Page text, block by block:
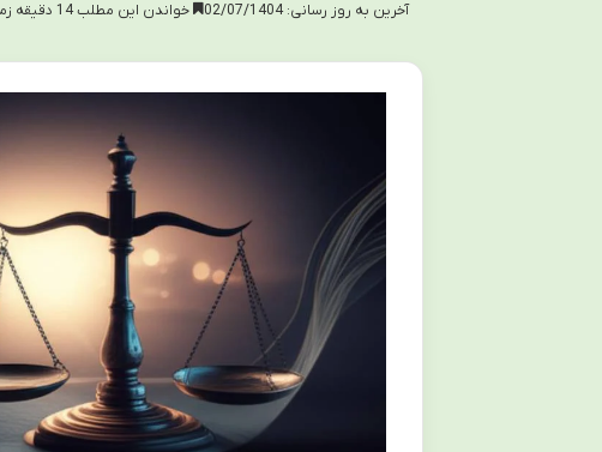
آخرین به روز رسانی: 02/07/1404 خواندن این مطلب 14 دقیقه زمان میبرد